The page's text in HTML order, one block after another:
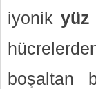
iyonik yüz
boşaltan